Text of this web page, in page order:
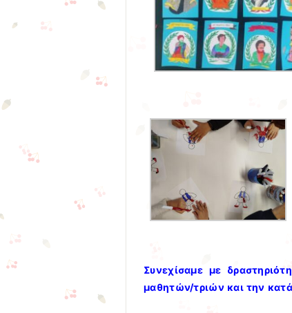
Συνεχίσαμε με
μαθητών/τριών και την